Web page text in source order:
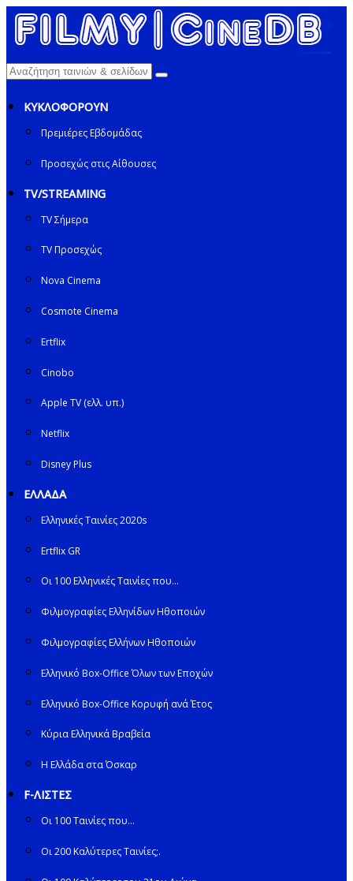
ΚΥΚΛΟΦΟΡΟΥΝ
Πρεμιέρες Εβδομάδας
Προσεχώς στις Αίθουσες
TV/STREAMING
TV Σήμερα
TV Προσεχώς
Nova Cinema
Cosmote Cinema
Ertflix
Cinobo
Apple TV (ελλ. υπ.)
Netflix
Disney Plus
ΕΛΛΑΔΑ
Ελληνικές Ταινίες 2020s
Ertflix GR
Οι 100 Ελληνικές Ταινίες που…
Φιλμογραφίες Ελληνίδων Ηθοποιών
Φιλμογραφίες Ελλήνων Ηθοποιών
Ελληνικό Box-Office Όλων των Εποχών
Ελληνικό Box-Office Κορυφή ανά Έτος
Κύρια Ελληνικά Βραβεία
Η Ελλάδα στα Όσκαρ
F-ΛΙΣΤΕΣ
Οι 100 Ταινίες που…
Οι 200 Καλύτερες Ταινίες;.